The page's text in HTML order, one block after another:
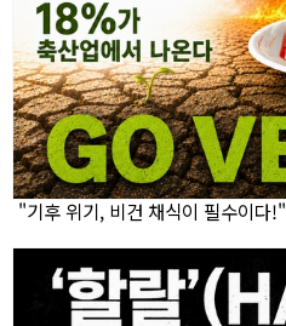
"기후 위기, 비건 채식이 필수이다!"